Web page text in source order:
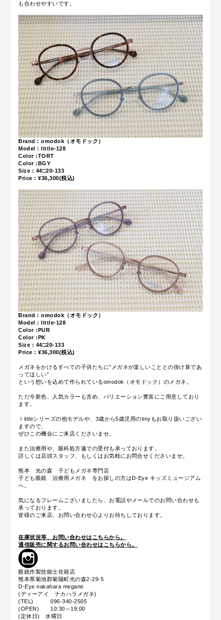
も合わせやすいです。
Brand : omodok（オモドック）
Model : little-128
Color :TORT
Color :BGY
Size : 44□20-133
Price : ¥36,300(税込)
Brand : omodok（オモドック）
Model : little-128
Color :PUR
Color :PK
Size : 44□20-133
Price : ¥36,300(税込)
メガネをかけるすべての子供たちに‟メガネが楽しいこととの掛け算であ
ってほしい”
という想いを込めて作られているomodok（オモドック）のメガネ。
ただ今新色、人気カラーも含め、バリエーション豊富にご用意しており
ます。
ｌittleシリーズの他モデルや、3歳から5歳児用のtinyもお取り扱いござい
ますので、
ぜひこの機会にご来店くださいませ。
また治療用や、眼科処方箋での受付も承っております。
詳しくは店頭スタッフ、もしくはお気軽にお問合せくださいませ。
熊本 光の森 子どもメガネ専門店
子ども眼鏡 治療用メガネ をお探しの方はD-Eye キッズミュージアム
へ。
気になるフレームございましたら、お電話やメールでのお問い合わせも
承っております。
皆様のご来店、お問い合わせ心よりお待ちしております。
在庫状況等、お問い合わせはこちらから。
通信販売に関するお問い合わせはこちらから。
眼鏡作製技能士在籍店
熊本県菊池郡菊陽町光の森2-29-5
D-Eye nakahara megane
(ディーアイ ナカハラメガネ)
(TEL) 096-340-2505
(OPEN) 10:30～19:00
(定休日) 水曜日